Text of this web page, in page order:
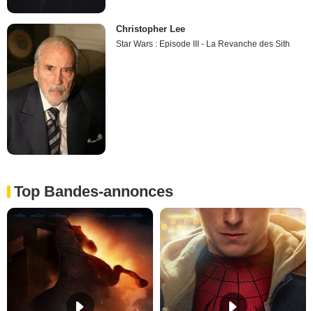
Christopher Lee
Star Wars : Episode III - La Revanche des Sith
Top Bandes-annonces